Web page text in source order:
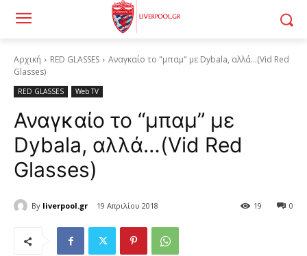
Αρχική RED GLASSES
Αναγκαίο το "μπαμ" με Dybala, αλλά…(Vid Red
Glasses)
RED GLASSES Web TV
Αναγκαίο το “μπαμ” με
Dybala, αλλά…(Vid Red
Glasses)
By liverpool.gr 19 Απριλίου 2018 0
19